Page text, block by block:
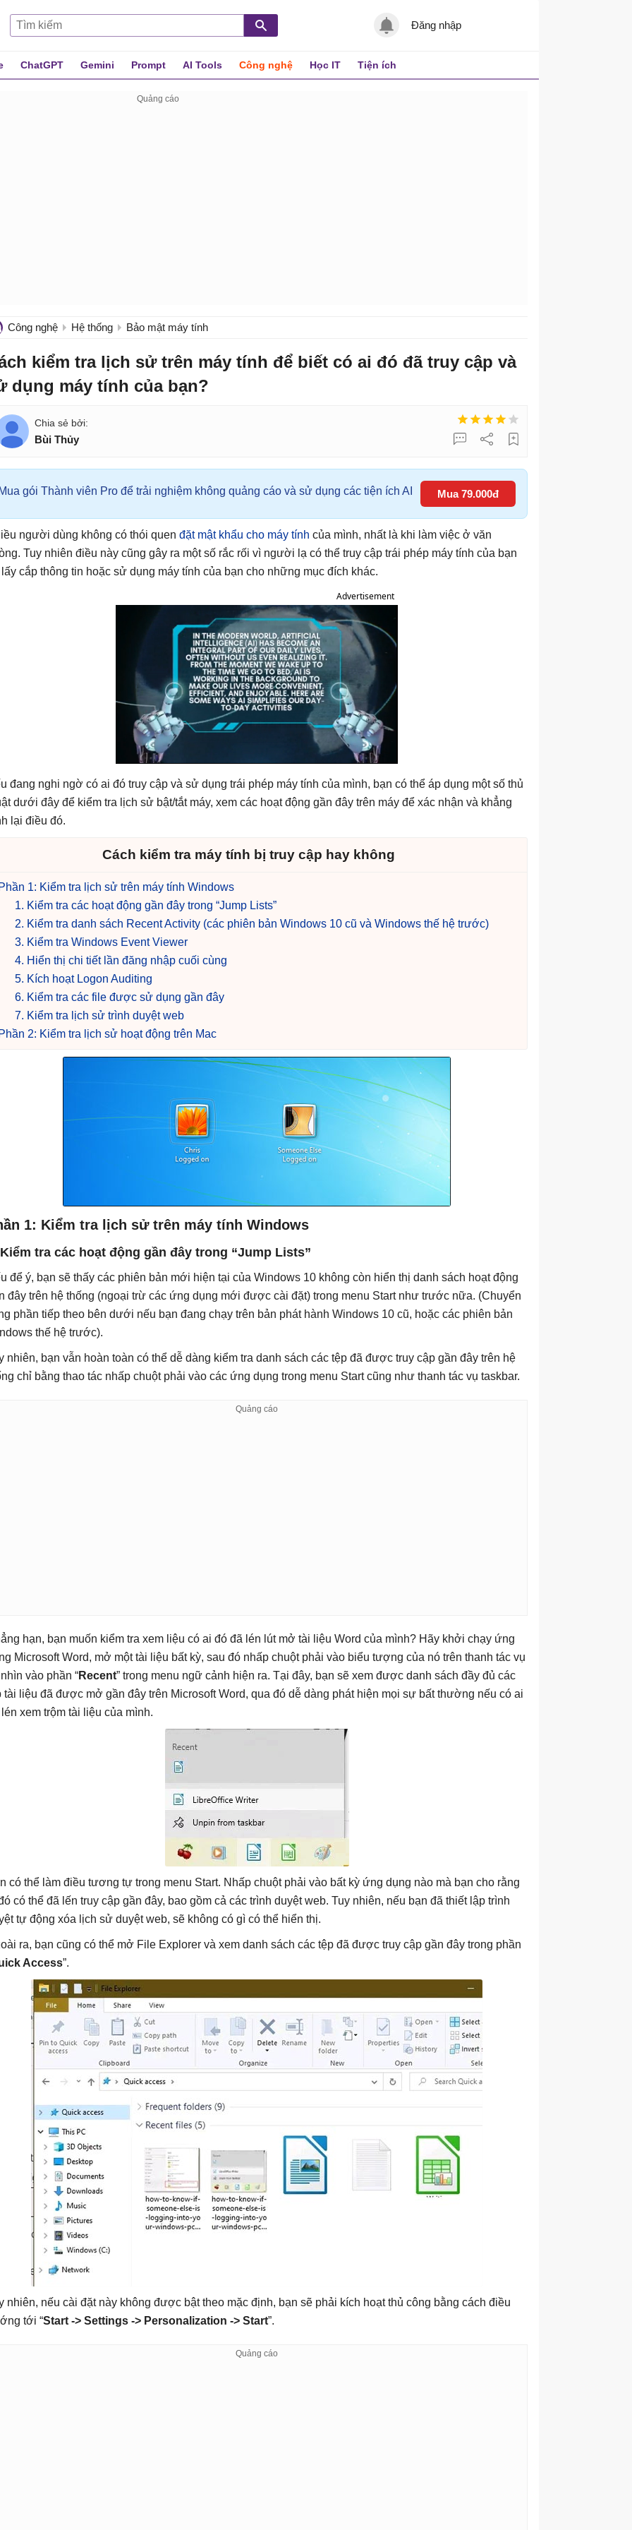
Đăng nhập
ChatGPT Gemini Prompt AI Tools Công nghệ Học IT Tiện ích
Công nghệ Hệ thống Bảo mật máy tính
kiểm tra lịch sử trên máy tính để biết có ai đó đã truy cập và
dụng máy tính của bạn?
Bùi Thủy
Mua gói Thành viên Pro để trải nghiệm không quảng cáo và sử dụng các tiện ích AI Mua 79.000đ
người dùng không có thói quen đặt mật khẩu cho máy tính của mình, nhất là khi làm việc ở văn
Tuy nhiên điều này cũng gây ra một số rắc rối vì người lạ có thể truy cập trái phép máy tính của bạn
cắp thông tin hoặc sử dụng máy tính của bạn cho những mục đích khác.
Advertisement
đang nghi ngờ có ai đó truy cập và sử dụng trái phép máy tính của mình, bạn có thể áp dụng một số thủ
dưới đây để kiểm tra lịch sử bật/tắt máy, xem các hoạt động gần đây trên máy để xác nhận và khẳng
lại điều đó.
Cách kiểm tra máy tính bị truy cập hay không
Phần 1: Kiểm tra lịch sử trên máy tính Windows
1. Kiểm tra các hoạt động gần đây trong “Jump Lists”
2. Kiểm tra danh sách Recent Activity (các phiên bản Windows 10 cũ và Windows thế hệ trước)
3. Kiểm tra Windows Event Viewer
4. Hiển thị chi tiết lần đăng nhập cuối cùng
5. Kích hoạt Logon Auditing
6. Kiểm tra các file được sử dụng gần đây
7. Kiểm tra lịch sử trình duyệt web
Phần 2: Kiểm tra lịch sử hoạt động trên Mac
1: Kiểm tra lịch sử trên máy tính Windows
tra các hoạt động gần đây trong “Jump Lists”
để ý, bạn sẽ thấy các phiên bản mới hiện tại của Windows 10 không còn hiển thị danh sách hoạt động
đây trên hệ thống (ngoại trừ các ứng dụng mới được cài đặt) trong menu Start như trước nữa. (Chuyển
phần tiếp theo bên dưới nếu bạn đang chạy trên bản phát hành Windows 10 cũ, hoặc các phiên bản
thế hệ trước).
nhiên, bạn vẫn hoàn toàn có thể dễ dàng kiểm tra danh sách các tệp đã được truy cập gần đây trên hệ
chỉ bằng thao tác nhấp chuột phải vào các ứng dụng trong menu Start cũng như thanh tác vụ taskbar.
hạn, bạn muốn kiểm tra xem liệu có ai đó đã lén lút mở tài liệu Word của mình? Hãy khởi chạy ứng
Microsoft Word, mở một tài liệu bất kỳ, sau đó nhấp chuột phải vào biểu tượng của nó trên thanh tác vụ
vào phần “Recent” trong menu ngữ cảnh hiện ra. Tại đây, bạn sẽ xem được danh sách đầy đủ các
tài liệu đã được mở gần đây trên Microsoft Word, qua đó dễ dàng phát hiện mọi sự bất thường nếu có ai
xem trộm tài liệu của mình.
có thể làm điều tương tự trong menu Start. Nhấp chuột phải vào bất kỳ ứng dụng nào mà bạn cho rằng
có thể đã lến truy cập gần đây, bao gồm cả các trình duyệt web. Tuy nhiên, nếu bạn đã thiết lập trình
tự động xóa lịch sử duyệt web, sẽ không có gì có thể hiển thị.
ra, bạn cũng có thể mở File Explorer và xem danh sách các tệp đã được truy cập gần đây trong phần
Access”.
nhiên, nếu cài đặt này không được bật theo mặc định, bạn sẽ phải kích hoạt thủ công bằng cách điều
tới “Start -> Settings -> Personalization -> Start”.